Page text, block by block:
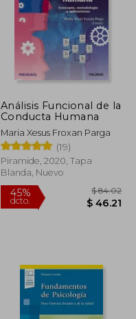
Análisis Funcional de la
Conducta Humana
Maria Xesus Froxan Parga
(19)
Piramide, 2020, Tapa
Blanda, Nuevo